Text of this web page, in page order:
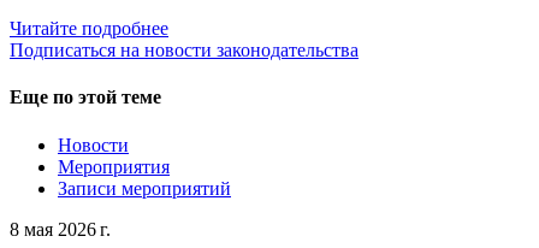
Читайте подробнее
Подписаться на новости законодательства
Еще по этой теме
Новости
Мероприятия
Записи мероприятий
8 мая 2026 г.